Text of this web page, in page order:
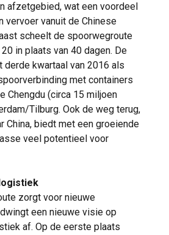
afzetgebied, wat een voordeel
vervoer vanuit de Chinese
scheelt de spoorwegroute
in plaats van 40 dagen. De
derde kwartaal van 2016 als
met containers
Chengdu (circa 15 miljoen
Tilburg. Ook de weg terug,
China, biedt met een groeiende
veel potentieel voor
zorgt voor nieuwe
een nieuwe visie op
af. Op de eerste plaats